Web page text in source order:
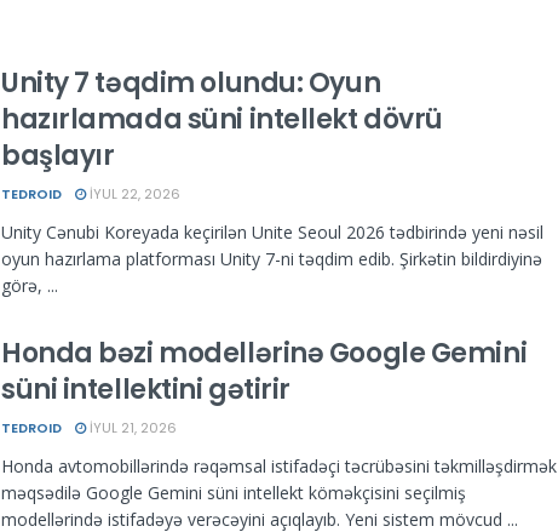
Unity 7 təqdim olundu: Oyun
hazırlamada süni intellekt dövrü
başlayır
TEDROID İYUL 22, 2026
Unity Cənubi Koreyada keçirilən Unite Seoul 2026 tədbirində yeni nəsil
oyun hazırlama platforması Unity 7-ni təqdim edib. Şirkətin bildirdiyinə
görə, ...
Honda bəzi modellərinə Google Gemini
süni intellektini gətirir
TEDROID İYUL 21, 2026
Honda avtomobillərində rəqəmsal istifadəçi təcrübəsini təkmilləşdirmək
məqsədilə Google Gemini süni intellekt köməkçisini seçilmiş
modellərində istifadəyə verəcəyini açıqlayıb. Yeni sistem mövcud ...